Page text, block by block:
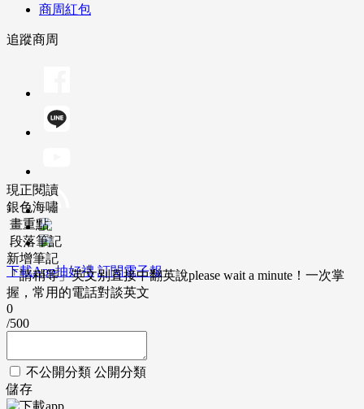
商周紅包
追蹤商周
下載App抽好禮 訂閱電子報
現正閱讀
銀色海嘯
畫重點
段落筆記
新增筆記
「請稍等」英文別直接中翻英說please wait a minute！一次掌
握，常用的電話對談英文
0
/500
不公開分類 公開分類
儲存